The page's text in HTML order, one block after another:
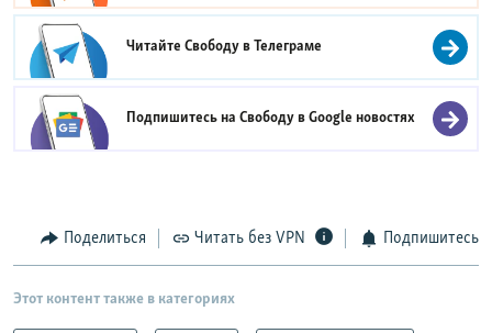
Читайте Свободу вТелеграме
Подпишитесь на Свободу вGoogle новостях
Поделиться Читать без VPN Подпишитесь
Этот контент также в категориях